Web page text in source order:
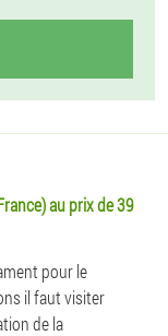
au prix de 39
pour le
il faut visiter
de la